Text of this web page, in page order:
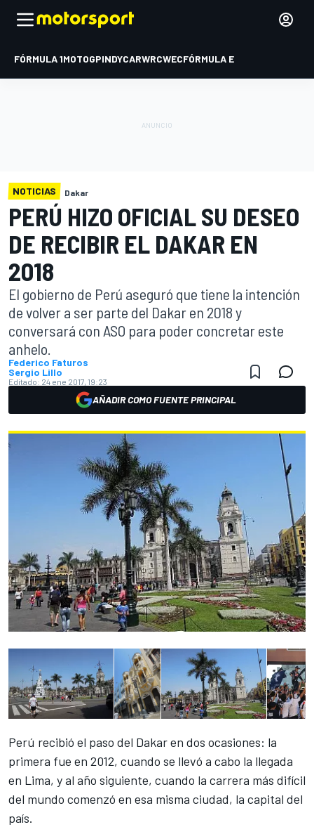
FÓRMULA 1MOTOGPINDYCARWRCWECFÓRMULA E
NOTICIAS Dakar
PERÚ HIZO OFICIAL SU DESEO
DE RECIBIR EL DAKAR EN
2018
El gobierno de Perú aseguró que tiene la intención
de volver a ser parte del Dakar en 2018 y
conversará con ASO para poder concretar este
anhelo.
Federico Faturos
Sergio Lillo
Editado: 24 ene 2017, 19:23
AÑADIR COMO FUENTE PRINCIPAL
Perú recibió el paso del Dakar en dos ocasiones: la
primera fue en 2012, cuando se llevó a cabo la llegada
en Lima, y al año siguiente, cuando la carrera más difícil
del mundo comenzó en esa misma ciudad, la capital del
país.